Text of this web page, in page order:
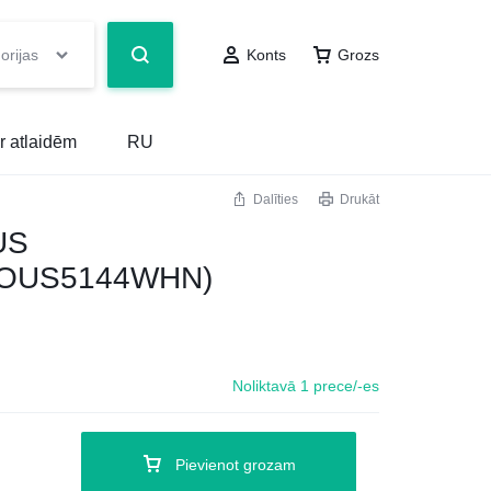
Konts Grozs
atlaidēm RU
Dalīties Drukāt
Noliktavā 1 prece/-es
Pievienot grozam